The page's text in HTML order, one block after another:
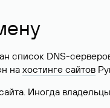
список DNS-
на хостинге сайтов
Иногда